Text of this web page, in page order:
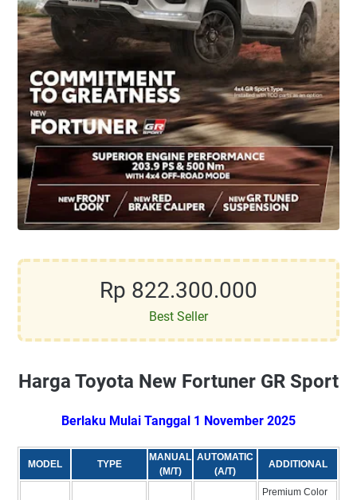
Rp 822.300.000
Best Seller
Harga Toyota New Fortuner GR Sport
Berlaku Mulai Tanggal 1 November 2025
MODEL TYPE
MANUAL
(M/T)
AUTOMATIC
(A/T)
ADDITIONAL
Premium Color